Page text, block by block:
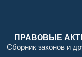
ПРАВОВЫЕ
Сборник законов и